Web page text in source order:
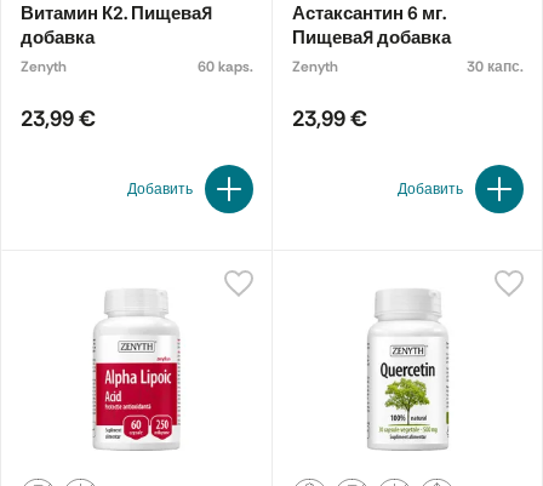
Витамин К2. Пищевая
добавка
Zenyth 60 kaps.
23,99 €
Добавить
Астаксантин 6 мг.
Пищевая добавка
Zenyth 30 капс.
23,99 €
Добавить